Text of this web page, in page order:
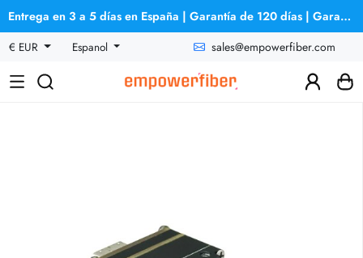
Entrega en 3 a 5 días en España | Garantía de 120 días | Garantía de reembolso
€ EUR
Espanol sales@empowerfiber.com